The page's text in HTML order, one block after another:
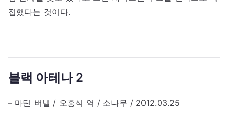
접했다는 것이다.
블랙 아테나 2
– 마틴 버낼 / 오흥식 역 / 소나무 / 2012.03.25